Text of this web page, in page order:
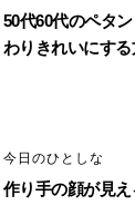
50代60代のペタ
わりきれいにす
今日のひとしな
作り手の顔が見